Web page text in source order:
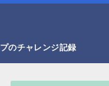
のチャレンジ記録